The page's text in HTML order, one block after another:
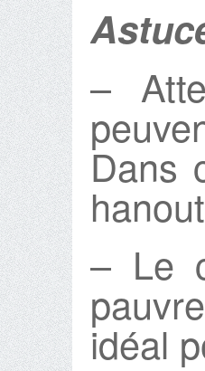
–
Dans
– Le
idéal